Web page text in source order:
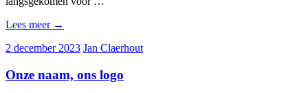
Lees meer →
2 december 2023 Jan Claerhout
Onze naam, ons logo